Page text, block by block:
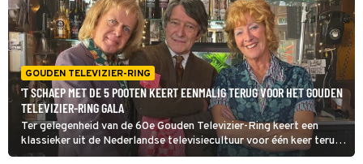
GOUDEN TELEVIZIER-RING
'T SCHAEP MET DE 5 POOTEN KEERT EENMALIG TERUG VOOR HET GOUDEN
TELEVIZIER-RING GALA
Ter gelegenheid van de 60e Gouden Televizier-Ring keert een
klassieker uit de Nederlandse televisiecultuur voor één keer terug:
’T Schaep met de 5 Pooten, winnaar van de prestigieuze prijs in